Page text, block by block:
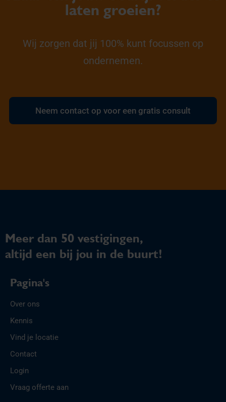
laten groeien?
Wij zorgen dat jij 100% kunt focussen op
ondernemen.
Neem contact op voor een gratis consult
Meer dan 50 vestigingen,
altijd een bij jou in de buurt!
Pagina's
Over ons
Kennis
Vind je locatie
Contact
Login
Vraag offerte aan